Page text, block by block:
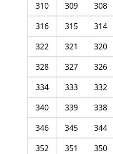
308
309
310
314
315
316
320
321
322
326
327
328
332
333
334
338
339
340
344
345
346
350
351
352